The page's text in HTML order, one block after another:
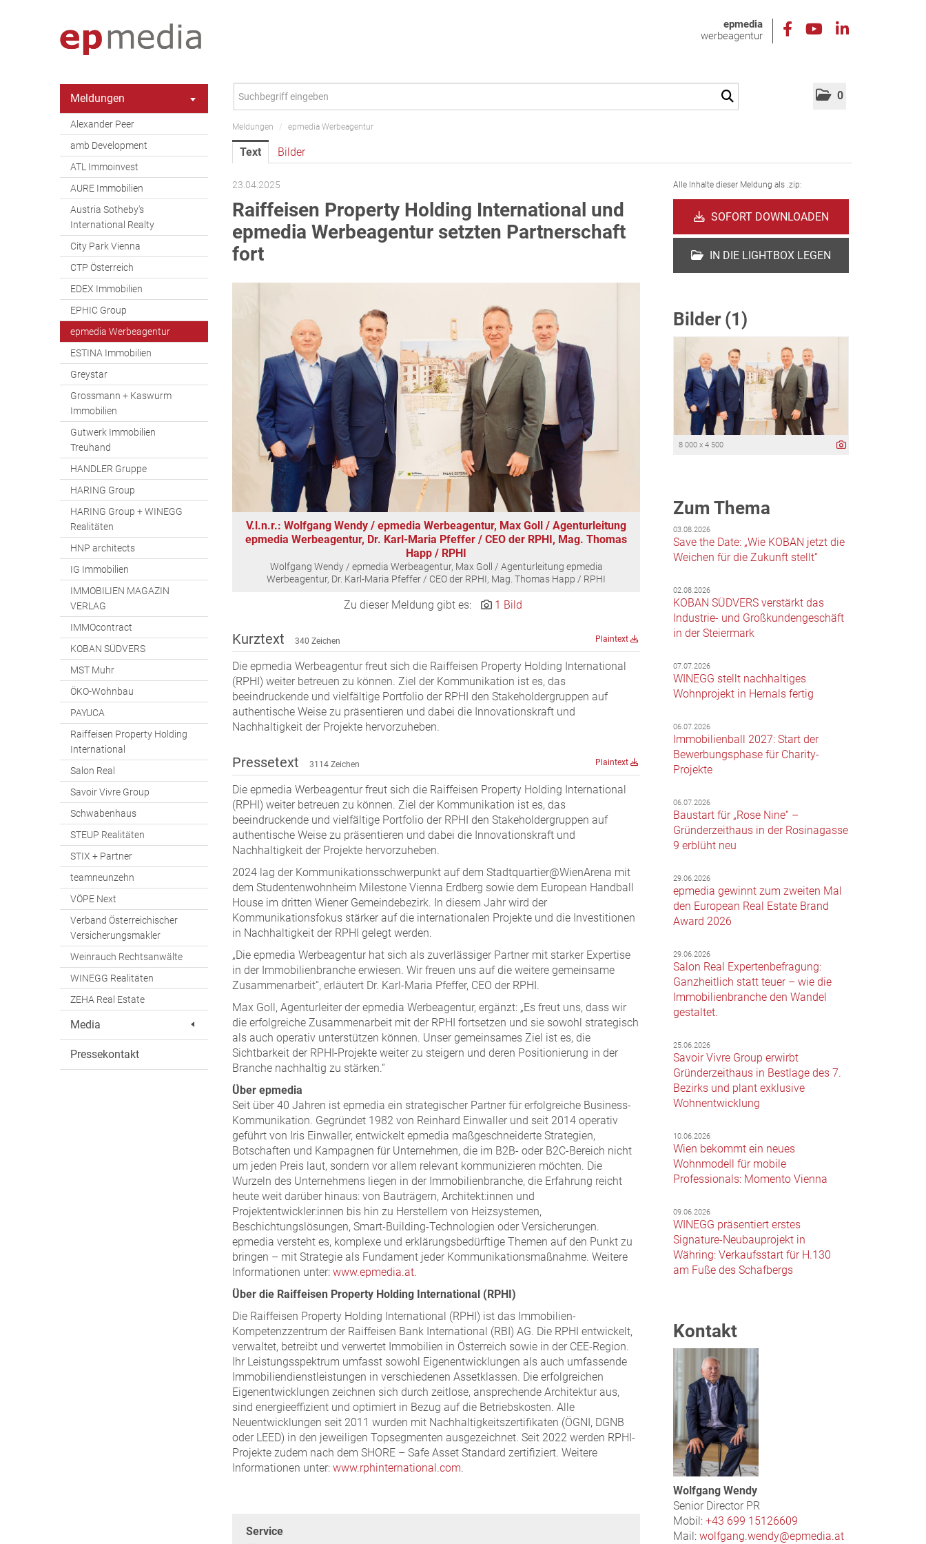
epmedia
werbeagentur
0
Meldungen
Alexander Peer
amb Development
ATL Immoinvest
AURE Immobilien
Austria Sotheby's
International Realty
City Park Vienna
CTP Österreich
EDEX Immobilien
EPHIC Group
epmedia Werbeagentur
ESTINA Immobilien
Greystar
Grossmann + Kaswurm
Immobilien
Gutwerk Immobilien
Treuhand
HANDLER Gruppe
HARING Group
HARING Group + WINEGG
Realitäten
HNP architects
IG Immobilien
IMMOBILIEN MAGAZIN
VERLAG
IMMOcontract
KOBAN SÜDVERS
MST Muhr
ÖKO-Wohnbau
PAYUCA
Raiffeisen Property Holding
International
Salon Real
Savoir Vivre Group
Schwabenhaus
STEUP Realitäten
STIX + Partner
teamneunzehn
VÖPE Next
Verband Österreichischer
Versicherungsmakler
Weinrauch Rechtsanwälte
WINEGG Realitäten
ZEHA Real Estate
Media
Pressekontakt
Meldungen / epmedia Werbeagentur
Text Bilder
23.04.2025
Raiffeisen Property Holding International und
epmedia Werbeagentur setzten Partnerschaft
fort
V.l.n.r.: Wolfgang Wendy / epmedia Werbeagentur, Max Goll / Agenturleitung
epmedia Werbeagentur, Dr. Karl-Maria Pfeffer / CEO der RPHI, Mag. Thomas
Happ / RPHI
Wolfgang Wendy / epmedia Werbeagentur, Max Goll / Agenturleitung epmedia
Werbeagentur, Dr. Karl-Maria Pfeffer / CEO der RPHI, Mag. Thomas Happ / RPHI
Zu dieser Meldung gibt es: 1 Bild
Kurztext 340 Zeichen Plaintext
Die epmedia Werbeagentur freut sich die Raiffeisen Property Holding International
(RPHI) weiter betreuen zu können. Ziel der Kommunikation ist es, das
beeindruckende und vielfältige Portfolio der RPHI den Stakeholdergruppen auf
authentische Weise zu präsentieren und dabei die Innovationskraft und
Nachhaltigkeit der Projekte hervorzuheben.
Pressetext 3114 Zeichen Plaintext
Die epmedia Werbeagentur freut sich die Raiffeisen Property Holding International
(RPHI) weiter betreuen zu können. Ziel der Kommunikation ist es, das
beeindruckende und vielfältige Portfolio der RPHI den Stakeholdergruppen auf
authentische Weise zu präsentieren und dabei die Innovationskraft und
Nachhaltigkeit der Projekte hervorzuheben.
2024 lag der Kommunikationsschwerpunkt auf dem Stadtquartier@WienArena mit
dem Studentenwohnheim Milestone Vienna Erdberg sowie dem European Handball
House im dritten Wiener Gemeindebezirk. In diesem Jahr wird der
Kommunikationsfokus stärker auf die internationalen Projekte und die Investitionen
in Nachhaltigkeit der RPHI gelegt werden.
„Die epmedia Werbeagentur hat sich als zuverlässiger Partner mit starker Expertise
in der Immobilienbranche erwiesen. Wir freuen uns auf die weitere gemeinsame
Zusammenarbeit“, erläutert Dr. Karl-Maria Pfeffer, CEO der RPHI.
Max Goll, Agenturleiter der epmedia Werbeagentur, ergänzt: „Es freut uns, dass wir
die erfolgreiche Zusammenarbeit mit der RPHI fortsetzen und sie sowohl strategisch
als auch operativ unterstützen können. Unser gemeinsames Ziel ist es, die
Sichtbarkeit der RPHI-Projekte weiter zu steigern und deren Positionierung in der
Branche nachhaltig zu stärken.“
Über epmedia
Seit über 40 Jahren ist epmedia ein strategischer Partner für erfolgreiche Business-
Kommunikation. Gegründet 1982 von Reinhard Einwaller und seit 2014 operativ
geführt von Iris Einwaller, entwickelt epmedia maßgeschneiderte Strategien,
Botschaften und Kampagnen für Unternehmen, die im B2B- oder B2C-Bereich nicht
um jeden Preis laut, sondern vor allem relevant kommunizieren möchten. Die
Wurzeln des Unternehmens liegen in der Immobilienbranche, die Erfahrung reicht
heute weit darüber hinaus: von Bauträgern, Architekt:innen und
Projektentwickler:innen bis hin zu Herstellern von Heizsystemen,
Beschichtungslösungen, Smart-Building-Technologien oder Versicherungen.
epmedia versteht es, komplexe und erklärungsbedürftige Themen auf den Punkt zu
bringen – mit Strategie als Fundament jeder Kommunikationsmaßnahme. Weitere
Informationen unter: www.epmedia.at.
Über die Raiffeisen Property Holding International (RPHI)
Die Raiffeisen Property Holding International (RPHI) ist das Immobilien-
Kompetenzzentrum der Raiffeisen Bank International (RBI) AG. Die RPHI entwickelt,
verwaltet, betreibt und verwertet Immobilien in Österreich sowie in der CEE-Region.
Ihr Leistungsspektrum umfasst sowohl Eigenentwicklungen als auch umfassende
Immobiliendienstleistungen in verschiedenen Assetklassen. Die erfolgreichen
Eigenentwicklungen zeichnen sich durch zeitlose, ansprechende Architektur aus,
sind energieeffizient und optimiert in Bezug auf die Betriebskosten. Alle
Neuentwicklungen seit 2011 wurden mit Nachhaltigkeitszertifikaten (ÖGNI, DGNB
oder LEED) in den jeweiligen Topsegmenten ausgezeichnet. Seit 2022 werden RPHI-
Projekte zudem nach dem SHORE – Safe Asset Standard zertifiziert. Weitere
Informationen unter: www.rphinternational.com.
Service
Alle Inhalte dieser Meldung als .zip:
SOFORT DOWNLOADEN
IN DIE LIGHTBOX LEGEN
Bilder (1)
8 000 x 4 500
Zum Thema
03.08.2026
Save the Date: „Wie KOBAN jetzt die
Weichen für die Zukunft stellt“
02.08.2026
KOBAN SÜDVERS verstärkt das
Industrie- und Großkundengeschäft
in der Steiermark
07.07.2026
WINEGG stellt nachhaltiges
Wohnprojekt in Hernals fertig
06.07.2026
Immobilienball 2027: Start der
Bewerbungsphase für Charity-
Projekte
06.07.2026
Baustart für „Rose Nine“ –
Gründerzeithaus in der Rosinagasse
9 erblüht neu
29.06.2026
epmedia gewinnt zum zweiten Mal
den European Real Estate Brand
Award 2026
29.06.2026
Salon Real Expertenbefragung:
Ganzheitlich statt teuer – wie die
Immobilienbranche den Wandel
gestaltet.
25.06.2026
Savoir Vivre Group erwirbt
Gründerzeithaus in Bestlage des 7.
Bezirks und plant exklusive
Wohnentwicklung
10.06.2026
Wien bekommt ein neues
Wohnmodell für mobile
Professionals: Momento Vienna
09.06.2026
WINEGG präsentiert erstes
Signature-Neubauprojekt in
Währing: Verkaufsstart für H.130
am Fuße des Schafbergs
Kontakt
Wolfgang Wendy
Senior Director PR
Mobil:+43 699 15126609
Mail:wolfgang.wendy@epmedia.at